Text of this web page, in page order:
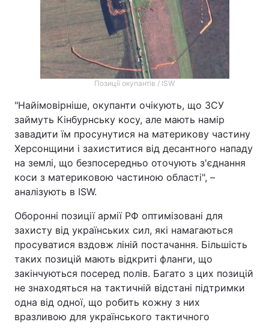
Позиції окупантів / ISW
"Найімовірніше, окупанти очікують, що ЗСУ
займуть Кінбурнську косу, але мають намір
завадити їм просунутися на материкову частину
Херсонщини і захиститися від десантного нападу
на землі, що безпосередньо оточують з'єднання
коси з материковою частиною області", –
аналізують в ISW.
Оборонні позиції армії РФ оптимізовані для
захисту від українських сил, які намагаються
просуватися вздовж ліній постачання. Більшість
таких позицій мають відкриті фланги, що
закінчуються посеред полів. Багато з цих позицій
не знаходяться на тактичній відстані підтримки
одна від одної, що робить кожну з них
вразливою для українського тактичного